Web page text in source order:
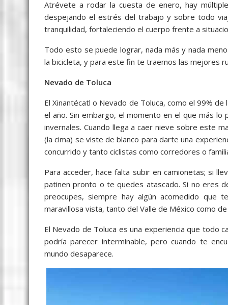
c
e
b
o
o
k
i
t
t
e
r
a
i
l
a
t
s
A
p
p
s
s
e
n
g
r
y
p
e
l
e
g
r
a
a
r
e
Atrévete a rodar la cuesta de enero, hay
despejando el estrés del trabajo y sobre todo
tranquilidad, fortaleciendo el cuerpo frente a
Todo esto se puede lograr, nada más y nada
la bicicleta, y para este fin te traemos las mejores
Nevado de Toluca
El Xinantécatl o Nevado de Toluca, como el 99% de
el año. Sin embargo, el momento en el que más
invernales. Cuando llega a caer nieve sobre este
(la cima) se viste de blanco para darte una
concurrido y tanto ciclistas como corredores o
Para acceder, hace falta subir en camionetas; si
patinen pronto o te quedes atascado. Si no eres
preocupes, siempre hay algún acomedido que
maravillosa vista, tanto del Valle de México como de
El Nevado de Toluca es una experiencia que todo
podría parecer interminable, pero cuando te
mundo desaparece.